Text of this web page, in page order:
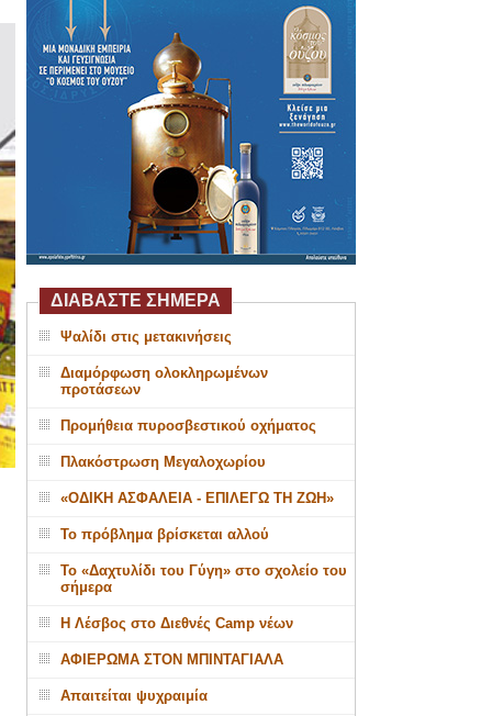
ΔΙΑΒΑΣΤΕ ΣΗΜΕΡΑ
Ψαλίδι στις μετακινήσεις
Διαμόρφωση ολοκληρωμένων
προτάσεων
Προμήθεια πυροσβεστικού οχήματος
Πλακόστρωση Μεγαλοχωρίου
«ΟΔΙΚΗ ΑΣΦΑΛΕΙΑ - ΕΠΙΛΕΓΩ ΤΗ ΖΩΗ»
Το πρόβλημα βρίσκεται αλλού
Το «Δαχτυλίδι του Γύγη» στο σχολείο του
σήμερα
Η Λέσβος στο Διεθνές Camp νέων
ΑΦΙΕΡΩΜΑ ΣΤΟΝ ΜΠΙΝΤΑΓΙΑΛΑ
Απαιτείται ψυχραιμία